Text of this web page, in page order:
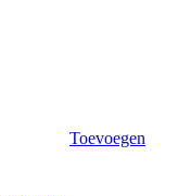
Toevoegen